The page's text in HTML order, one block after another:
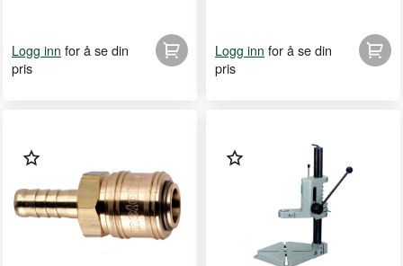
Logg inn for å se din
pris
Logg inn for å se din
pris